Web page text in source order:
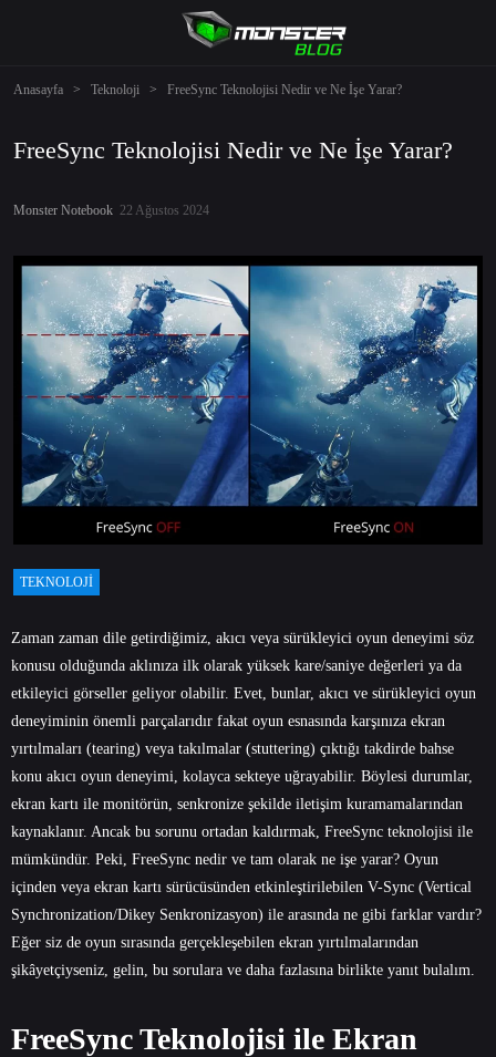
Anasayfa > Teknoloji > FreeSync Teknolojisi Nedir ve Ne İşe Yarar?
FreeSync Teknolojisi Nedir ve Ne İşe Yarar?
Monster Notebook 22 Ağustos 2024
TEKNOLOJI
Zaman zaman dile getirdiğimiz, akıcı veya sürükleyici oyun deneyimi söz
konusu olduğunda aklınıza ilk olarak yüksek kare/saniye değerleri ya da
etkileyici görseller geliyor olabilir. Evet, bunlar, akıcı ve sürükleyici oyun
deneyiminin önemli parçalarıdır fakat oyun esnasında karşınıza ekran
yırtılmaları (tearing) veya takılmalar (stuttering) çıktığı takdirde bahse
konu akıcı oyun deneyimi, kolayca sekteye uğrayabilir. Böylesi durumlar,
ekran kartı ile monitörün, senkronize şekilde iletişim kuramamalarından
kaynaklanır. Ancak bu sorunu ortadan kaldırmak, FreeSync teknolojisi ile
mümkündür. Peki, FreeSync nedir ve tam olarak ne işe yarar? Oyun
içinden veya ekran kartı sürücüsünden etkinleştirilebilen V-Sync (Vertical
Synchronization/Dikey Senkronizasyon) ile arasında ne gibi farklar vardır?
Eğer siz de oyun sırasında gerçekleşebilen ekran yırtılmalarından
şikâyetçiyseniz, gelin, bu sorulara ve daha fazlasına birlikte yanıt bulalım.
FreeSync Teknolojisi ile Ekran